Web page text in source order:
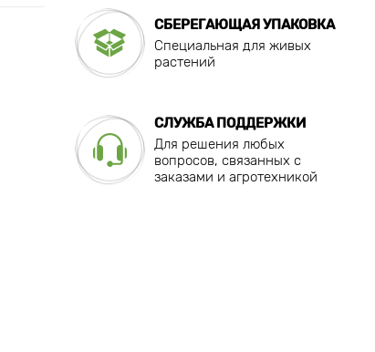
СБЕРЕГАЮЩАЯ УПАКОВКА
Специальная для живых
растений
СЛУЖБА ПОДДЕРЖКИ
Для решения любых
вопросов, связанных с
заказами и агротехникой